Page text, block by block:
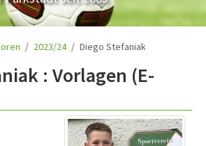
2023/24 Diego Stefaniak
: Vorlagen (E-